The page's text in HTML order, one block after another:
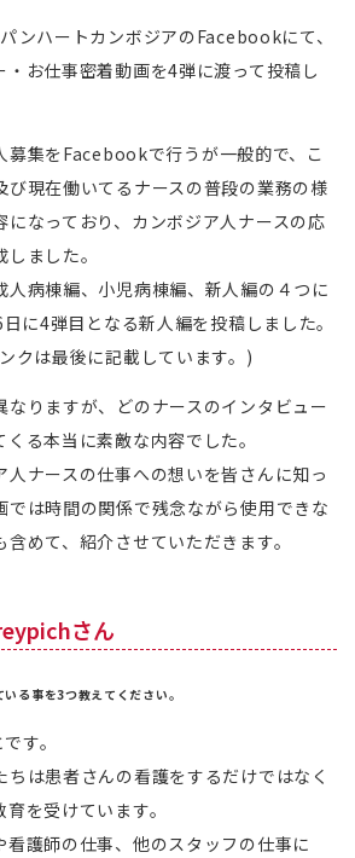
ンハートカンボジアのFacebookにて、
・お仕事密着動画を4弾に渡って投稿し
募集をFacebookで行うが一般的で、こ
び現在働いてるナースの普段の業務の様
になっており、カンボジア人ナースの応
ました。
人病棟編、小児病棟編、新人編の４つに
に4弾目となる新人編を投稿しました。
クは最後に記載しています。)
なりますが、どのナースのインタビュー
る本当に素敵な内容でした。
人ナースの仕事への想いを皆さんに知っ
では時間の関係で残念ながら使用できな
めて、紹介させていただきます。
さん
る事を3つ教えてください。
す。
ちは患者さんの看護をするだけではなく
を受けています。
看護師の仕事、他のスタッフの仕事に